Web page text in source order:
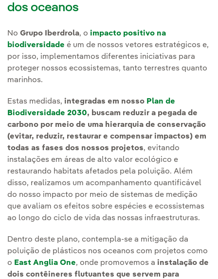
dos oceanos
No Grupo Iberdrola, o impacto positivo na
biodiversidade é um de nossos vetores estratégicos e,
por isso, implementamos diferentes iniciativas para
proteger nossos ecossistemas, tanto terrestres quanto
marinhos.
Estas medidas, integradas em nosso Plan de
Biodiversidade 2030, buscam reduzir a pegada de
carbono por meio de uma hierarquia de conservação
(evitar, reduzir, restaurar e compensar impactos) em
todas as fases dos nossos projetos, evitando
instalações em áreas de alto valor ecológico e
restaurando habitats afetados pela poluição. Além
disso, realizamos um acompanhamento quantificável
do nosso impacto por meio de sistemas de medição
que avaliam os efeitos sobre espécies e ecossistemas
ao longo do ciclo de vida das nossas infraestruturas.
Dentro deste plano, contempla-se a mitigação da
poluição de plásticos nos oceanos com projetos como
o East Anglia One, onde promovemos a instalação de
dois contêineres flutuantes que servem para